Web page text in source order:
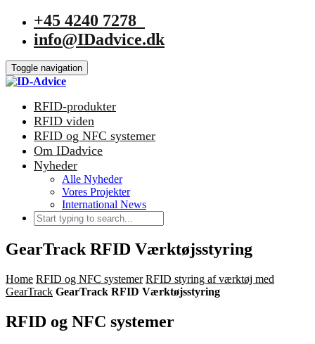
+45 4240 7278
info@IDadvice.dk
Toggle navigation
RFID-produkter
RFID viden
RFID og NFC systemer
Om IDadvice
Nyheder
Alle Nyheder
Vores Projekter
International News
GearTrack RFID Værktøjsstyring
Home RFID og NFC systemer RFID styring af værktøj med
GearTrack GearTrack RFID Værktøjsstyring
RFID og NFC systemer